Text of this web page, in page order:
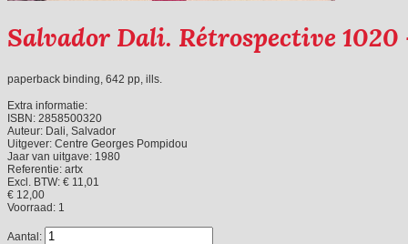
Salvador Dali. Rétrospective 1020
paperback binding, 642 pp, ills.
Extra informatie:
ISBN: 2858500320
Auteur: Dali, Salvador
Uitgever: Centre Georges Pompidou
Jaar van uitgave: 1980
Referentie: artx
Excl. BTW: € 11,01
€ 12,00
Voorraad: 1
Aantal: